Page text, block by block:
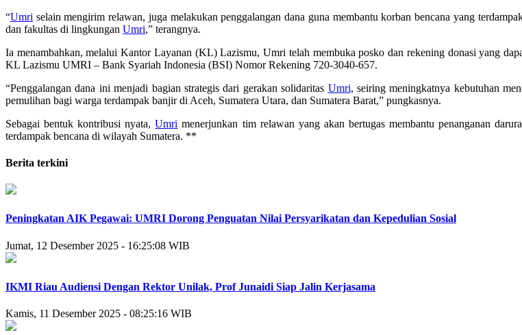
“Umri selain mengirim relawan, juga melakukan penggalangan dana guna membantu korban bencana yang
dan fakultas di lingkungan Umri,” terangnya.
Ia menambahkan, melalui Kantor Layanan (KL) Lazismu, Umri telah membuka posko dan rekening donasi yang
KL Lazismu UMRI – Bank Syariah Indonesia (BSI) Nomor Rekening 720-3040-657.
“Penggalangan dana ini menjadi bagian strategis dari gerakan solidaritas Umri, seiring meningkatnya kebutuhan
pemulihan bagi warga terdampak banjir di Aceh, Sumatera Utara, dan Sumatera Barat,” pungkasnya.
Sebagai bentuk kontribusi nyata,Umri menerjunkan tim relawan yang akan bertugas membantu penanganan
terdampak bencana di wilayah Sumatera. **
Berita terkini
Peningkatan AIK Pegawai: UMRI Dorong Penguatan Nilai Persyarikatan dan Kepedulian Sosial
Jumat, 12 Desember 2025 - 16:25:08 WIB
IKMI Riau Audiensi Dengan Rektor Unilak, Prof Junaidi Siap Jalin Kerjasama
Kamis, 11 Desember 2025 - 08:25:16 WIB